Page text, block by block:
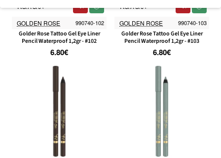
GOLDEN ROSE 990740-102
Golder Rose Tattoo Gel Eye Liner
Pencil Waterproof 1,2gr - #102
6.80€
Καλάθι
GOLDEN ROSE 990740-103
Golder Rose Tattoo Gel Eye Liner
Pencil Waterproof 1,2gr - #103
6.80€
Καλάθι